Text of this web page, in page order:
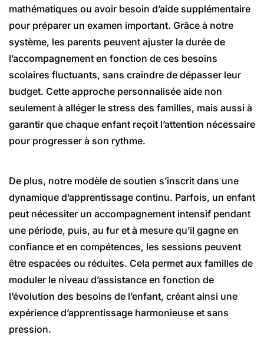
mathématiques ou avoir besoin d’aide supplémentaire
pour préparer un examen important. Grâce à notre
système, les parents peuvent ajuster la durée de
l’accompagnement en fonction de ces besoins
scolaires fluctuants, sans craindre de dépasser leur
budget. Cette approche personnalisée aide non
seulement à alléger le stress des familles, mais aussi à
garantir que chaque enfant reçoit l’attention nécessaire
pour progresser à son rythme.
De plus, notre modèle de soutien s’inscrit dans une
dynamique d’apprentissage continu. Parfois, un enfant
peut nécessiter un accompagnement intensif pendant
une période, puis, au fur et à mesure qu’il gagne en
confiance et en compétences, les sessions peuvent
être espacées ou réduites. Cela permet aux familles de
moduler le niveau d’assistance en fonction de
l’évolution des besoins de l’enfant, créant ainsi une
expérience d’apprentissage harmonieuse et sans
pression.